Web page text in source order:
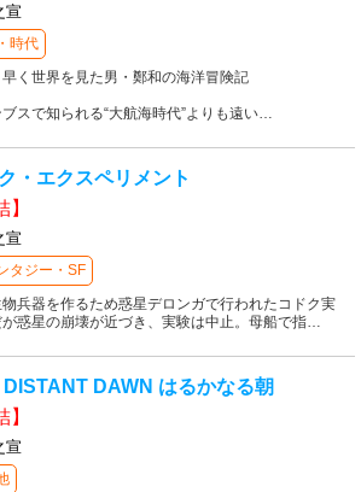
宣
時代
く世界を見た男・鄭和の海洋冒険記
スで知られる“大航海時代”よりも遠い…
・エクスペリメント
】
宣
タジー・SF
兵器を作るため惑星デロンガで行われたコドク実
惑星の崩壊が近づき、実験は中止。母船で指…
DAWN はるかなる朝
】
宣